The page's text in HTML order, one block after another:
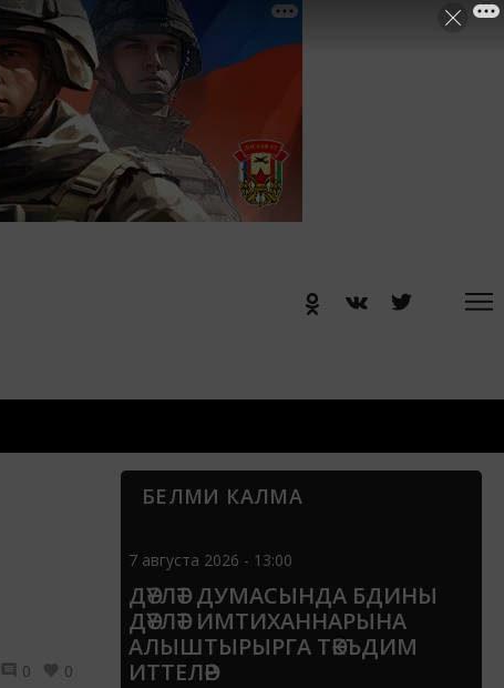
0 0
БЕЛМИ КАЛМА
7 августа 2026 - 13:00
ДӘҮЛӘТ ДУМАСЫНДА БДИНЫ
ДӘҮЛӘТ ИМТИХАННАРЫНА
АЛЫШТЫРЫРГА ТӘКЪДИМ
ИТТЕЛӘР